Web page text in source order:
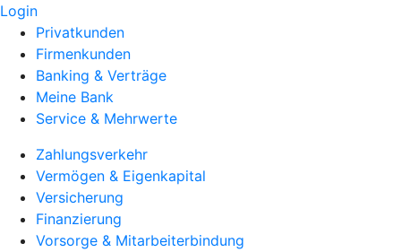
Login
Privatkunden
Firmenkunden
Banking & Verträge
Meine Bank
Service & Mehrwerte
Zahlungsverkehr
Vermögen & Eigenkapital
Versicherung
Finanzierung
Vorsorge & Mitarbeiterbindung